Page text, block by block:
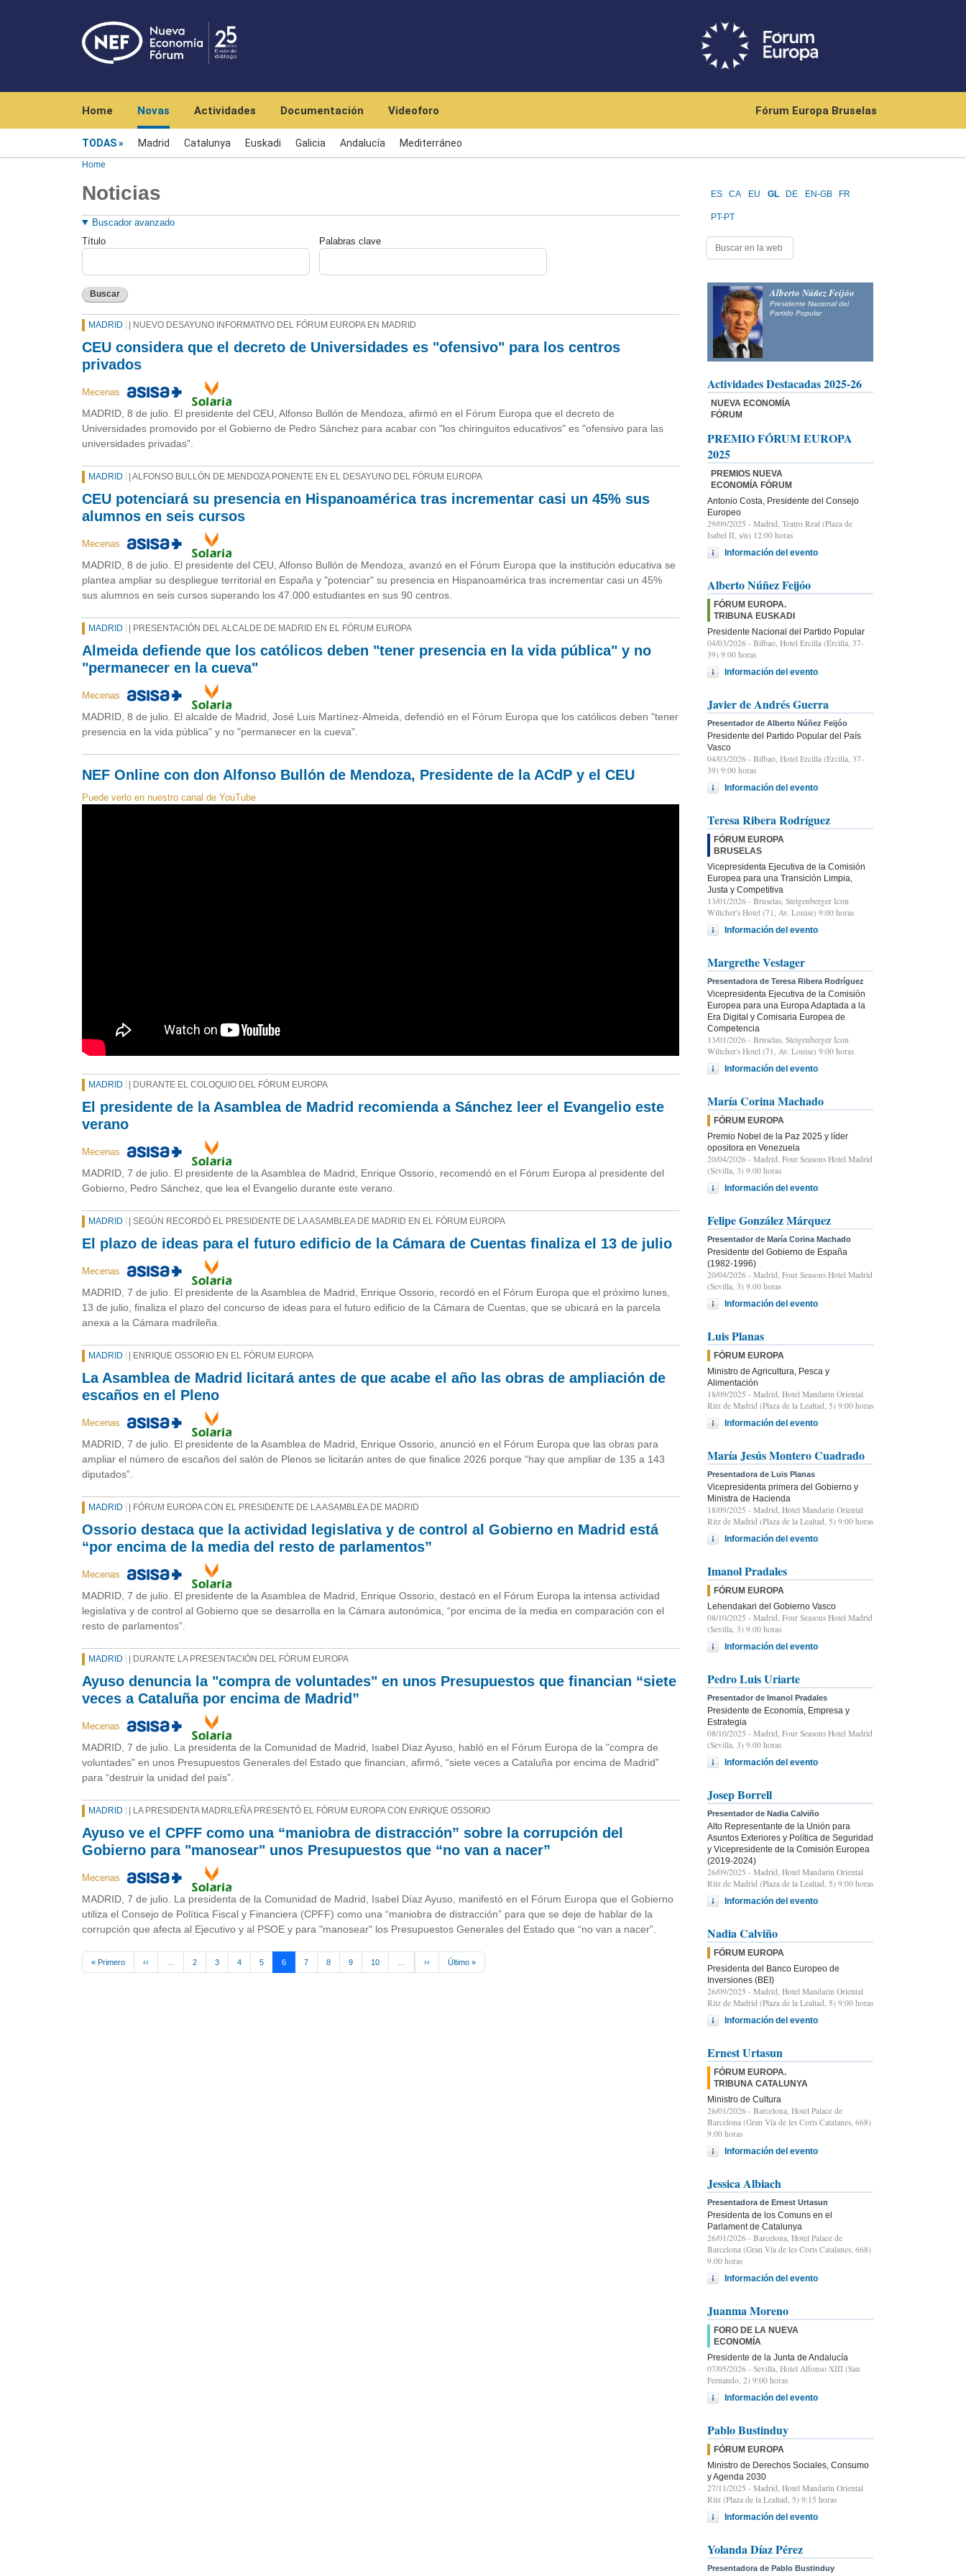
Home Novas Actividades Documentación Videoforo Fórum Europa Bruselas
TODAS Madrid Catalunya Euskadi Galicia Andalucía Mediterráneo
Home
Noticias
Buscador avanzado
Título
Palabras clave
Buscar
MADRID | NUEVO DESAYUNO INFORMATIVO DEL FÓRUM EUROPA EN MADRID
CEU considera que el decreto de Universidades es "ofensivo" para los centros
privados
Mecenas
MADRID, 8 de julio. El presidente del CEU, Alfonso Bullón de Mendoza, afirmó en el Fórum Europa que el decreto de
Universidades promovido por el Gobierno de Pedro Sánchez para acabar con "los chiringuitos educativos" es "ofensivo para las
universidades privadas".
MADRID | ALFONSO BULLÓN DE MENDOZA PONENTE EN EL DESAYUNO DEL FÓRUM EUROPA
CEU potenciará su presencia en Hispanoamérica tras incrementar casi un 45% sus
alumnos en seis cursos
Mecenas
MADRID, 8 de julio. El presidente del CEU, Alfonso Bullón de Mendoza, avanzó en el Fórum Europa que la institución educativa se
plantea ampliar su despliegue territorial en España y "potenciar" su presencia en Hispanoamérica tras incrementar casi un 45%
sus alumnos en seis cursos superando los 47.000 estudiantes en sus 90 centros.
MADRID | PRESENTACIÓN DEL ALCALDE DE MADRID EN EL FÓRUM EUROPA
Almeida defiende que los católicos deben "tener presencia en la vida pública" y no
"permanecer en la cueva"
Mecenas
MADRID, 8 de julio. El alcalde de Madrid, José Luis Martínez-Almeida, defendió en el Fórum Europa que los católicos deben "tener
presencia en la vida pública" y no "permanecer en la cueva".
NEF Online con don Alfonso Bullón de Mendoza, Presidente de la ACdP y el CEU
Puede verlo en nuestro canal de YouTube
MADRID | DURANTE EL COLOQUIO DEL FÓRUM EUROPA
El presidente de la Asamblea de Madrid recomienda a Sánchez leer el Evangelio este
verano
Mecenas
MADRID, 7 de julio. El presidente de la Asamblea de Madrid, Enrique Ossorio, recomendó en el Fórum Europa al presidente del
Gobierno, Pedro Sánchez, que lea el Evangelio durante este verano.
MADRID | SEGÚN RECORDÓ EL PRESIDENTE DE LA ASAMBLEA DE MADRID EN EL FÓRUM EUROPA
El plazo de ideas para el futuro edificio de la Cámara de Cuentas finaliza el 13 de julio
Mecenas
MADRID, 7 de julio. El presidente de la Asamblea de Madrid, Enrique Ossorio, recordó en el Fórum Europa que el próximo lunes,
13 de julio, finaliza el plazo del concurso de ideas para el futuro edificio de la Cámara de Cuentas, que se ubicará en la parcela
anexa a la Cámara madrileña.
MADRID | ENRIQUE OSSORIO EN EL FÓRUM EUROPA
La Asamblea de Madrid licitará antes de que acabe el año las obras de ampliación de
escaños en el Pleno
Mecenas
MADRID, 7 de julio. El presidente de la Asamblea de Madrid, Enrique Ossorio, anunció en el Fórum Europa que las obras para
ampliar el número de escaños del salón de Plenos se licitarán antes de que finalice 2026 porque “hay que ampliar de 135 a 143
diputados”.
MADRID | FÓRUM EUROPA CON EL PRESIDENTE DE LA ASAMBLEA DE MADRID
Ossorio destaca que la actividad legislativa y de control al Gobierno en Madrid está
“por encima de la media del resto de parlamentos”
Mecenas
MADRID, 7 de julio. El presidente de la Asamblea de Madrid, Enrique Ossorio, destacó en el Fórum Europa la intensa actividad
legislativa y de control al Gobierno que se desarrolla en la Cámara autonómica, “por encima de la media en comparación con el
resto de parlamentos”.
MADRID | DURANTE LA PRESENTACIÓN DEL FÓRUM EUROPA
Ayuso denuncia la "compra de voluntades" en unos Presupuestos que financian “siete
veces a Cataluña por encima de Madrid”
Mecenas
MADRID, 7 de julio. La presidenta de la Comunidad de Madrid, Isabel Díaz Ayuso, habló en el Fórum Europa de la "compra de
voluntades" en unos Presupuestos Generales del Estado que financian, afirmó, “siete veces a Cataluña por encima de Madrid”
para “destruir la unidad del país”.
MADRID | LA PRESIDENTA MADRILEÑA PRESENTÓ EL FÓRUM EUROPA CON ENRIQUE OSSORIO
Ayuso ve el CPFF como una “maniobra de distracción” sobre la corrupción del
Gobierno para "manosear" unos Presupuestos que “no van a nacer”
Mecenas
MADRID, 7 de julio. La presidenta de la Comunidad de Madrid, Isabel Díaz Ayuso, manifestó en el Fórum Europa que el Gobierno
utiliza el Consejo de Política Fiscal y Financiera (CPFF) como una “maniobra de distracción” para que se deje de hablar de la
corrupción que afecta al Ejecutivo y al PSOE y para "manosear" los Presupuestos Generales del Estado que “no van a nacer”.
Pagination
« PrimeroFirst page
‹‹ Previous page
2 3 4 5 6 7 8 9 10 ››Next page
Último »Last page
ES CA EU GL DE EN-GB FR
PT-PT
Alberto Núñez Feijóo
Presidente Nacional del
Partido Popular
Actividades Destacadas 2025-26
NUEVA ECONOMÍA
FÓRUM
PREMIO FÓRUM EUROPA
2025
PREMIOS NUEVA
ECONOMÍA FÓRUM
Antonio Costa, Presidente del Consejo
Europeo
29/09/2025 - Madrid, Teatro Real (Plaza de
Isabel II, s/n) 12:00 horas
Información del evento
Alberto Núñez Feijóo
FÓRUM EUROPA.
TRIBUNA EUSKADI
Presidente Nacional del Partido Popular
04/03/2026 - Bilbao, Hotel Ercilla (Ercilla, 37-
39) 9:00 horas
Información del evento
Javier de Andrés Guerra
Presentador de Alberto Núñez Feijóo
Presidente del Partido Popular del País
Vasco
04/03/2026 - Bilbao, Hotel Ercilla (Ercilla, 37-
39) 9:00 horas
Información del evento
Teresa Ribera Rodríguez
FÓRUM EUROPA
BRUSELAS
Vicepresidenta Ejecutiva de la Comisión
Europea para una Transición Limpia,
Justa y Competitiva
13/01/2026 - Bruselas, Steigenberger Icon
Wiltcher's Hotel (71, Av. Louise) 9:00 horas
Información del evento
Margrethe Vestager
Presentadora de Teresa Ribera Rodríguez
Vicepresidenta Ejecutiva de la Comisión
Europea para una Europa Adaptada a la
Era Digital y Comisaria Europea de
Competencia
13/01/2026 - Bruselas, Steigenberger Icon
Wiltcher's Hotel (71, Av. Louise) 9:00 horas
Información del evento
María Corina Machado
FÓRUM EUROPA
Premio Nobel de la Paz 2025 y líder
opositora en Venezuela
20/04/2026 - Madrid, Four Seasons Hotel Madrid
(Sevilla, 3) 9.00 horas
Información del evento
Felipe González Márquez
Presentador de María Corina Machado
Presidente del Gobierno de España
(1982-1996)
20/04/2026 - Madrid, Four Seasons Hotel Madrid
(Sevilla, 3) 9.00 horas
Información del evento
Luis Planas
FÓRUM EUROPA
Ministro de Agricultura, Pesca y
Alimentación
18/09/2025 - Madrid, Hotel Mandarin Oriental
Ritz de Madrid (Plaza de la Lealtad, 5) 9:00 horas
Información del evento
María Jesús Montero Cuadrado
Presentadora de Luis Planas
Vicepresidenta primera del Gobierno y
Ministra de Hacienda
18/09/2025 - Madrid, Hotel Mandarin Oriental
Ritz de Madrid (Plaza de la Lealtad, 5) 9:00 horas
Información del evento
Imanol Pradales
FÓRUM EUROPA
Lehendakari del Gobierno Vasco
08/10/2025 - Madrid, Four Seasons Hotel Madrid
(Sevilla, 3) 9.00 horas
Información del evento
Pedro Luis Uriarte
Presentador de Imanol Pradales
Presidente de Economía, Empresa y
Estrategia
08/10/2025 - Madrid, Four Seasons Hotel Madrid
(Sevilla, 3) 9.00 horas
Información del evento
Josep Borrell
Presentador de Nadia Calviño
Alto Representante de la Unión para
Asuntos Exteriores y Política de Seguridad
y Vicepresidente de la Comisión Europea
(2019-2024)
26/09/2025 - Madrid, Hotel Mandarin Oriental
Ritz de Madrid (Plaza de la Lealtad, 5) 9:00 horas
Información del evento
Nadia Calviño
FÓRUM EUROPA
Presidenta del Banco Europeo de
Inversiones (BEI)
26/09/2025 - Madrid, Hotel Mandarin Oriental
Ritz de Madrid (Plaza de la Lealtad, 5) 9:00 horas
Información del evento
Ernest Urtasun
FÓRUM EUROPA.
TRIBUNA CATALUNYA
Ministro de Cultura
26/01/2026 - Barcelona, Hotel Palace de
Barcelona (Gran Vía de les Corts Catalanes, 668)
9.00 horas
Información del evento
Jessica Albiach
Presentadora de Ernest Urtasun
Presidenta de los Comuns en el
Parlament de Catalunya
26/01/2026 - Barcelona, Hotel Palace de
Barcelona (Gran Vía de les Corts Catalanes, 668)
9.00 horas
Información del evento
Juanma Moreno
FORO DE LA NUEVA
ECONOMÍA
Presidente de la Junta de Andalucía
07/05/2026 - Sevilla, Hotel Alfonso XIII (San
Fernando, 2) 9:00 horas
Información del evento
Pablo Bustinduy
FÓRUM EUROPA
Ministro de Derechos Sociales, Consumo
y Agenda 2030
27/11/2025 - Madrid, Hotel Mandarin Oriental
Ritz (Plaza de la Lealtad, 5) 9:15 horas
Información del evento
Yolanda Díaz Pérez
Presentadora de Pablo Bustinduy